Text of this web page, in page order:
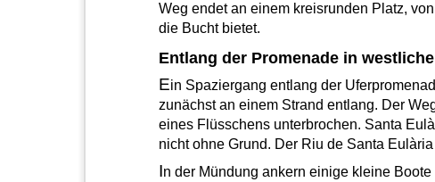
Weg endet an einem kreisrunden Platz,
die Bucht bietet.
Entlang der Promenade in
Ein Spaziergang entlang der
zunächst an einem Strand entlang. Der
eines Flüsschens unterbrochen. Santa
nicht ohne Grund. Der Riu de Santa
In der Mündung ankern einige kleine